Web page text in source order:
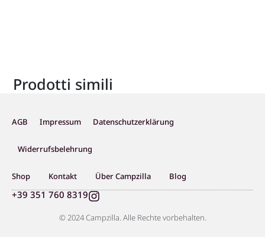
Prodotti simili
AGB Impressum Datenschutzerklärung
Widerrufsbelehrung
Shop Kontakt Über Campzilla Blog
© 2024 Campzilla. Alle Rechte vorbehalten.
+39 351 760 8319 I
n
s